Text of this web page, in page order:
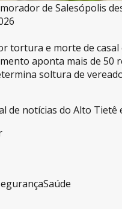
de Salesópolis
tortura e morte de
aponta mais de 50
soltura de
de notícias do Alto Tietê
Saúde